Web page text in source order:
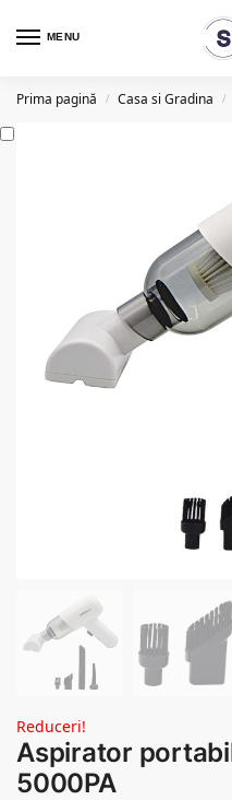
MENU
Prima pagină / Casa si Gradina /
Reduceri!
Aspirator
5000PA